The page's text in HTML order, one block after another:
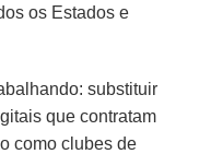
os Estados e
substituir
que contratam
como clubes de